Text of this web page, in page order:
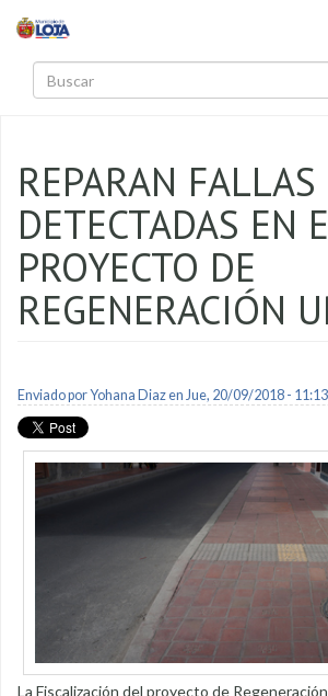
REPARAN FALLAS
DETECTADAS EN
PROYECTO DE
REGENERACIÓN
Enviado porYohana Diazen Jue, 20/09/2018 - 11:13
La Fiscalización del proyecto de